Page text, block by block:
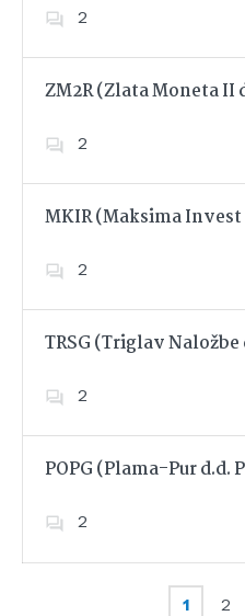
2
ZM2R (Zlata Moneta II
2
MKIR (Maksima Invest
2
TRSG (Triglav
2
POPG (Plama-Pur d.d.
2
1 2